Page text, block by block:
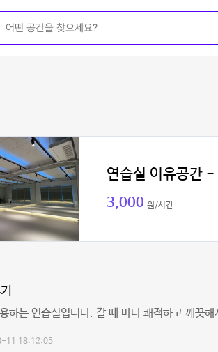
연습실 이유공간 -
3,000 원/시간
하는 연습실입니다. 갈 때 마다 쾌적하고 깨끗
11 18:12:05